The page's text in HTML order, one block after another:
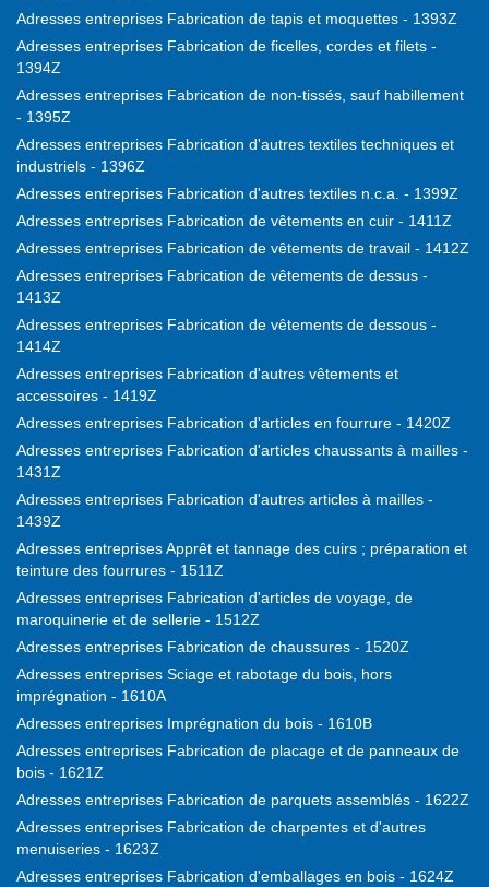
Adresses entreprises Fabrication de tapis et moquettes - 1393Z
Adresses entreprises Fabrication de ficelles, cordes et filets -
1394Z
Adresses entreprises Fabrication de non-tissés, sauf habillement
- 1395Z
Adresses entreprises Fabrication d'autres textiles techniques et
industriels - 1396Z
Adresses entreprises Fabrication d'autres textiles n.c.a. - 1399Z
Adresses entreprises Fabrication de vêtements en cuir - 1411Z
Adresses entreprises Fabrication de vêtements de travail - 1412Z
Adresses entreprises Fabrication de vêtements de dessus -
1413Z
Adresses entreprises Fabrication de vêtements de dessous -
1414Z
Adresses entreprises Fabrication d'autres vêtements et
accessoires - 1419Z
Adresses entreprises Fabrication d'articles en fourrure - 1420Z
Adresses entreprises Fabrication d'articles chaussants à mailles -
1431Z
Adresses entreprises Fabrication d'autres articles à mailles -
1439Z
Adresses entreprises Apprêt et tannage des cuirs ; préparation et
teinture des fourrures - 1511Z
Adresses entreprises Fabrication d'articles de voyage, de
maroquinerie et de sellerie - 1512Z
Adresses entreprises Fabrication de chaussures - 1520Z
Adresses entreprises Sciage et rabotage du bois, hors
imprégnation - 1610A
Adresses entreprises Imprégnation du bois - 1610B
Adresses entreprises Fabrication de placage et de panneaux de
bois - 1621Z
Adresses entreprises Fabrication de parquets assemblés - 1622Z
Adresses entreprises Fabrication de charpentes et d'autres
menuiseries - 1623Z
Adresses entreprises Fabrication d'emballages en bois - 1624Z